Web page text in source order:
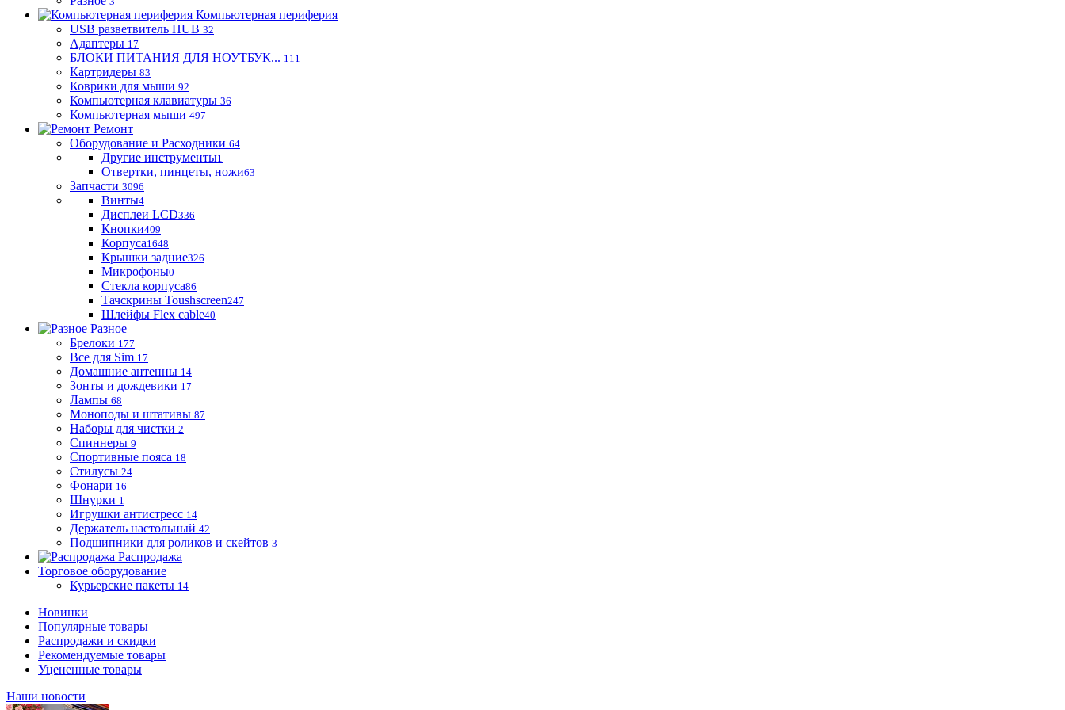
Компьютерная периферия
USB разветвитель HUB 32
Адаптеры 17
БЛОКИ ПИТАНИЯ ДЛЯ НОУТБУК... 111
Картридеры 83
Коврики для мыши 92
Компьютерная клавиатуры 36
Компьютерная мыши 497
Ремонт
Оборудование и Расходники 64
Другие инструменты1
Отвертки, пинцеты, ножи63
Запчасти 3096
Винты4
Дисплеи LCD336
Кнопки409
Корпуса1648
Крышки задние326
Микрофоны0
Стекла корпуса86
Тачскрины Toushscreen247
Шлейфы Flex cable40
Разное
Брелоки 177
Все для Sim 17
Домашние антенны 14
Зонты и дождевики 17
Лампы 68
Моноподы и штативы 87
Наборы для чистки 2
Спиннеры 9
Спортивные пояса 18
Стилусы 24
Фонари 16
Шнурки 1
Игрушки антистресс 14
Держатель настольный 42
Подшипники для роликов и скейтов 3
Распродажа
Торговое оборудование
Курьерские пакеты 14
Новинки
Популярные товары
Распродажи и скидки
Рекомендуемые товары
Уцененные товары
Наши новости